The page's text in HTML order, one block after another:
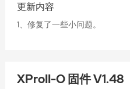
更新内容
1、修复了一些小问题。
XProII-O 固件 V1.48